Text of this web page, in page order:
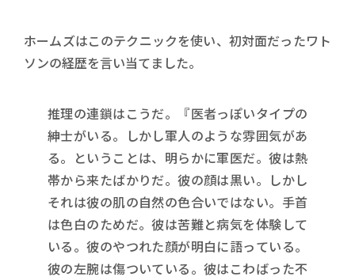
ホームズはこのテクニックを使い、初対面だったワト
ソンの経歴を言い当てました。
推理の連鎖はこうだ。『医者っぽいタイプの
紳士がいる。しかし軍人のような雰囲気があ
る。ということは、明らかに軍医だ。彼は熱
帯から来たばかりだ。彼の顔は黒い。しかし
それは彼の肌の自然の色合いではない。手首
は色白のためだ。彼は苦難と病気を体験して
いる。彼のやつれた顔が明白に語っている。
彼の左腕は傷ついている。彼はこわばった不